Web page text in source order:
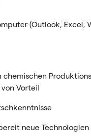
(Outlook, Excel,
chemischen
Vorteil
neue